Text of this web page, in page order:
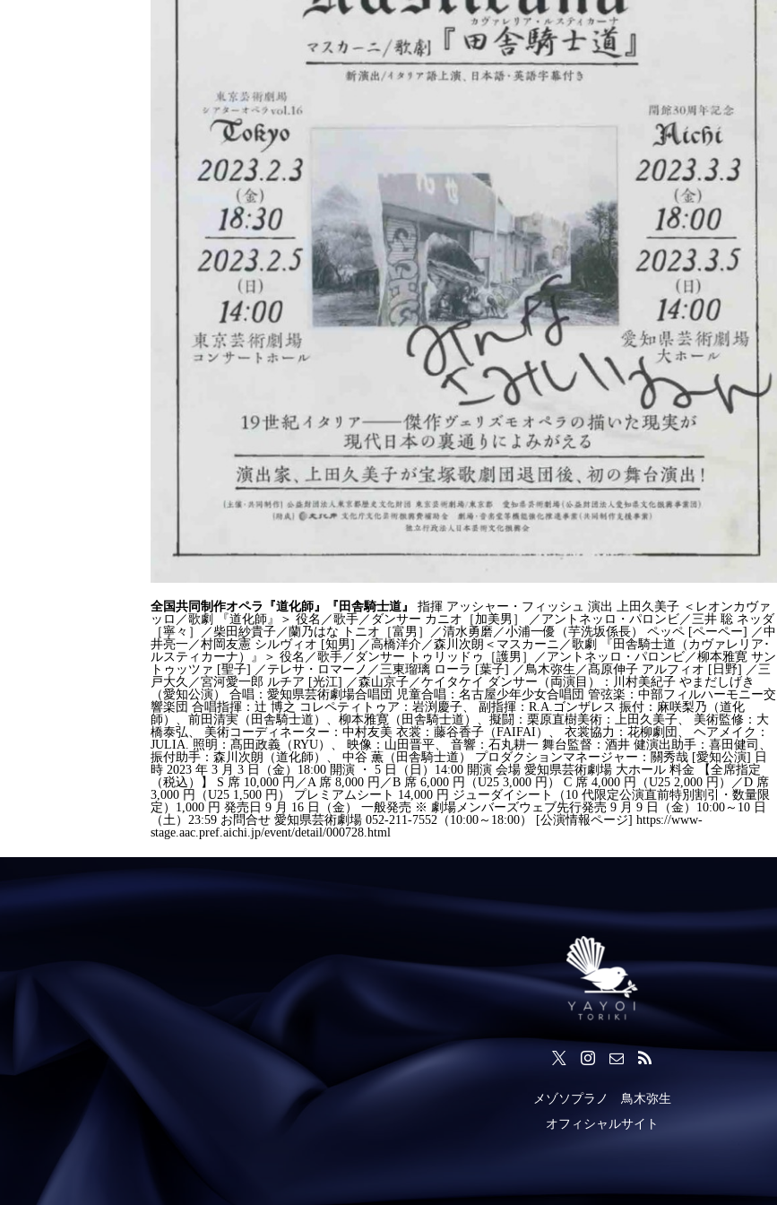
全国共同制作オペラ『道化師』『田舎騎士道』
指揮 アッシャー・フィッシュ 演出 上田久美子 ＜レオンカヴァ
ッロ／歌劇 『道化師』＞ 役名／歌手／ダンサー カニオ［加美男］ ／アントネッロ・パロンビ／三井 聡 ネッダ
［寧々］／柴田紗貴子／蘭乃はな トニオ［富男］／清水勇磨／小浦一優（芋洗坂係長） ペッペ [ペーペー] ／中
井亮一／村岡友憲 シルヴィオ [知男] ／高橋洋介／森川次朗＜マスカーニ／歌劇 『田舎騎士道（カヴァレリア･
ルスティカーナ）』＞ 役名／歌手／ダンサー トゥリッドゥ［護男］／アントネッロ・パロンビ／柳本雅寛 サン
トゥッツァ [聖子] ／テレサ・ロマーノ／三東瑠璃 ローラ [葉子] ／鳥木弥生／髙原伸子 アルフィオ [日野] ／三
戸大久／宮河愛一郎 ルチア [光江] ／森山京子／ケイタケイ ダンサー（両演目）：川村美紀子 やまだしげき
（愛知公演） 合唱：愛知県芸術劇場合唱団 児童合唱：名古屋少年少女合唱団 管弦楽：中部フィルハーモニー交
響楽団 合唱指揮：辻 博之 コレペティトゥア：岩渕慶子、 副指揮：R.A.ゴンザレス 振付：麻咲梨乃（道化
師）、前田清実（田舎騎士道）、柳本雅寛（田舎騎士道）、擬闘：栗原直樹美術：上田久美子、 美術監修：大
橋泰弘、 美術コーディネーター：中村友美 衣裳：藤谷香子（FAIFAI）、 衣裳協力：花柳劇団、 ヘアメイク：
JULIA. 照明：髙田政義（RYU）、 映像：山田晋平、 音響：石丸耕一 舞台監督：酒井 健演出助手：喜田健司、
振付助手：森川次朗（道化師）、 中谷 薫（田舎騎士道） プロダクションマネージャー：關秀哉 [愛知公演] 日
時 2023 年 3 月 3 日（金）18:00 開演 ・ 5 日（日）14:00 開演 会場 愛知県芸術劇場 大ホール 料金 【全席指定
（税込）】 S 席 10,000 円／A 席 8,000 円／B 席 6,000 円（U25 3,000 円） C 席 4,000 円（U25 2,000 円）／D 席
3,000 円（U25 1,500 円） プレミアムシート 14,000 円 ジューダイシート（10 代限定公演直前特別割引・数量限
定）1,000 円 発売日 9 月 16 日（金） 一般発売 ※ 劇場メンバーズウェブ先行発売 9 月 9 日（金）10:00～10 日
（土）23:59 お問合せ 愛知県芸術劇場 052-211-7552（10:00～18:00） [公演情報ページ] https://www-
stage.aac.pref.aichi.jp/event/detail/000728.html
メゾソプラノ 鳥木弥生
オフィシャルサイト